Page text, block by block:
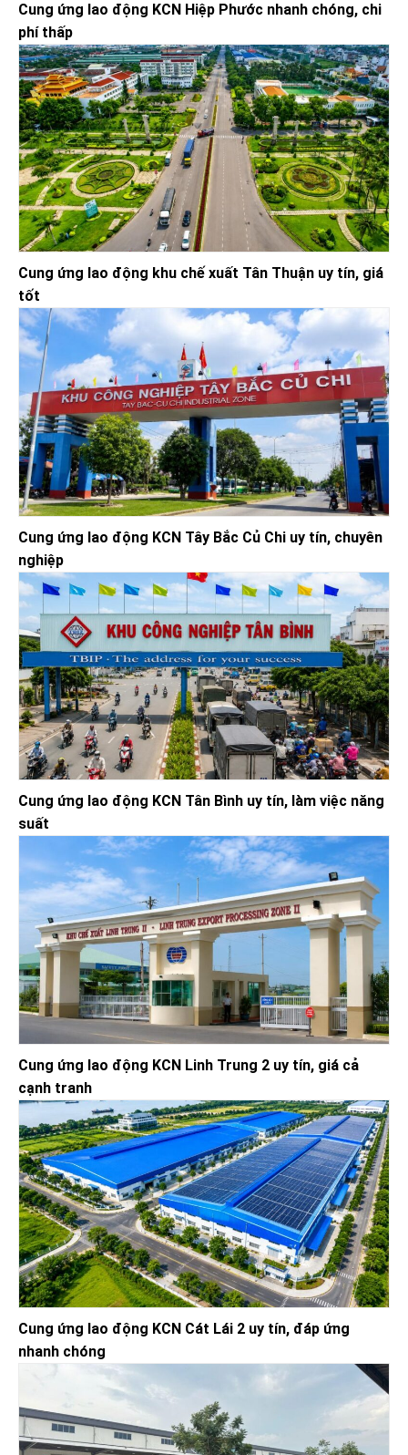
Cung ứng lao động KCN Hiệp Phước nhanh chóng, chi
phí thấp
Cung ứng lao động khu chế xuất Tân Thuận uy tín, giá
tốt
Cung ứng lao động KCN Tây Bắc Củ Chi uy tín, chuyên
nghiệp
Cung ứng lao động KCN Tân Bình uy tín, làm việc năng
suất
Cung ứng lao động KCN Linh Trung 2 uy tín, giá cả
cạnh tranh
Cung ứng lao động KCN Cát Lái 2 uy tín, đáp ứng
nhanh chóng